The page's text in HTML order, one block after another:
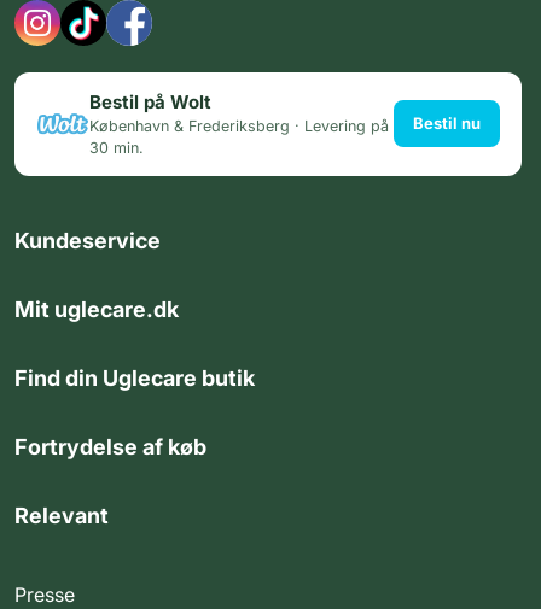
Bestil på Wolt
København & Frederiksberg · Levering på
30 min.
Bestil nu
Kundeservice
Mit uglecare.dk
Find din Uglecare butik
Fortrydelse af køb
Relevant
Presse